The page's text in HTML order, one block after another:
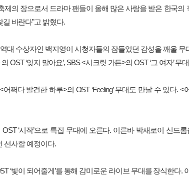
제의 장으로서 드라마 팬들이 올해 많은 사랑을 받은 한국의
길 바란다”고 밝혔다.
역대 수상자인 백지영이 시청자들의 잠들었던 감성을 깨울 무
의 OST ‘잊지 말아요’, SBS <시크릿 가든>의 OST ‘그 여자’무
어쩌다 발견한 하루>의 OST ‘Feeling’무대도 만날 수 있다. <
OST ‘시작’으로 특집 무대에 오른다. 이른바 박새로이 신드롬
선사할 예정이다.
‘빛이 되어줄게 ’를 통해 감미로운 라이브 무대를 장식한다. 이